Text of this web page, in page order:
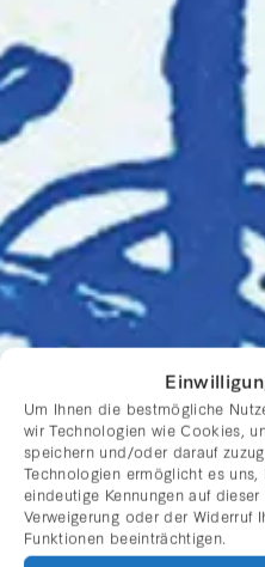
Um Ihnen die bestmögliche
wir Technologien wie Cookies,
speichern und/oder darauf
Technologien ermöglicht es
eindeutige Kennungen auf
Verweigerung oder der Widerruf
Funktionen beeinträchtigen.